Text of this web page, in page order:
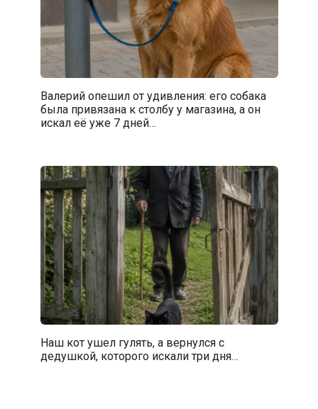
Валерий опешил от удивления: его собака
была привязана к столбу у магазина, а он
искал её уже 7 дней…
Наш кот ушел гулять, а вернулся с
дедушкой, которого искали три дня…